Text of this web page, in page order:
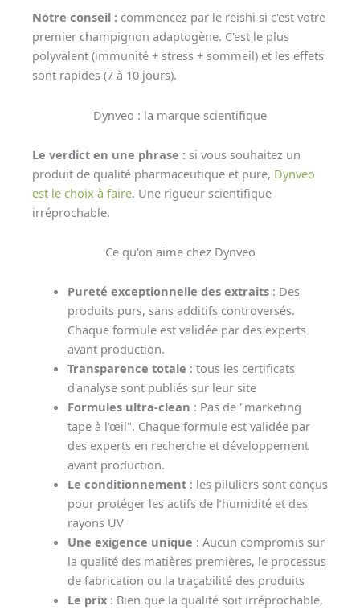
Notre conseil : commencez par le reishi si c'est votre
premier champignon adaptogène. C'est le plus
polyvalent (immunité + stress + sommeil) et les effets
sont rapides (7 à 10 jours).
Dynveo : la marque scientifique
Le verdict en une phrase : si vous souhaitez un
produit de qualité pharmaceutique et pure, Dynveo
est le choix à faire. Une rigueur scientifique
irréprochable.
Ce qu'on aime chez Dynveo
Pureté exceptionnelle des extraits: Des
produits purs, sans additifs controversés.
Chaque formule est validée par des experts
avant production.
Transparence totale : tous les certificats
d'analyse sont publiés sur leur site
Formules ultra-clean : Pas de "marketing
tape à l'œil". Chaque formule est validée par
des experts en recherche et développement
avant production.
Le conditionnement: les piluliers sont conçus
pour protéger les actifs de l’humidité et des
rayons UV
Une exigence unique : Aucun compromis sur
la qualité des matières premières, le processus
de fabrication ou la traçabilité des produits
Le prix: Bien que la qualité soit irréprochable,